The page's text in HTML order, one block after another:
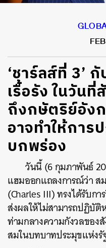
‘ชาร์ลส์ที่ 3’
เรื้อรัง ในวัน
ถึงกษัตริย์อัง
อาจทำให้การ
บกพร่อง
วันนี้ (6 กุมภาพันธ์
แฮมออกแถลงการณ์ว่า ส
(Charles III) ทรงได้รับกา
ส่งผลให้ไม่สามารถปฏิบัติ
ท่ามกลางความกังวลของ
สมในบทบาทประมุขแห่งรั